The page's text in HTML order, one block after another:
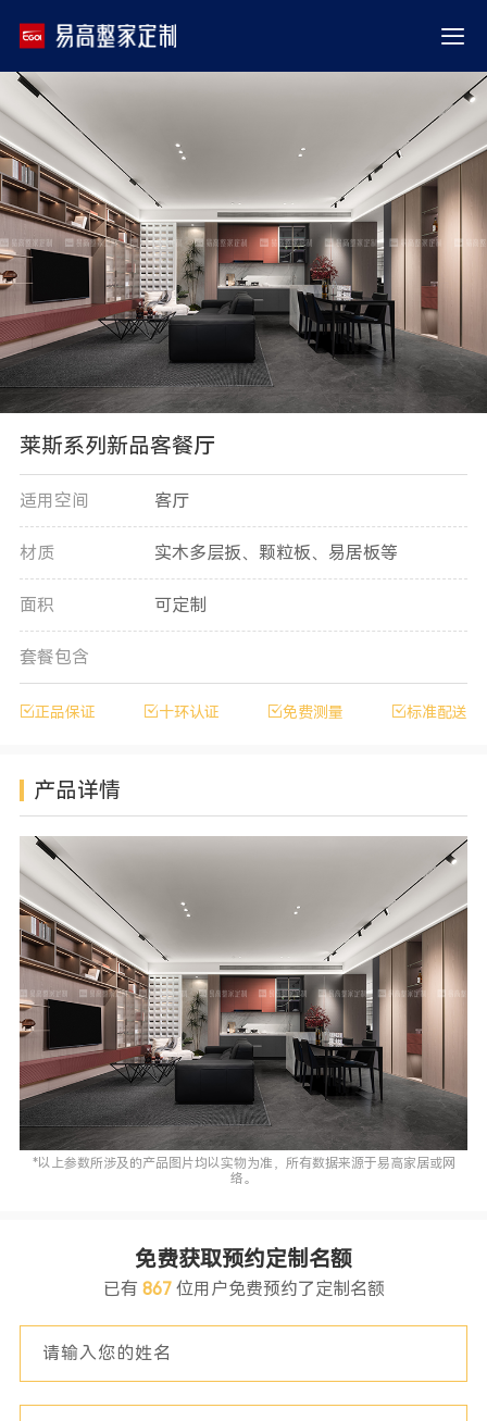
莱斯系列新品客餐厅
适用空间 客厅
材质 实木多层扳、颗粒板、易居板等
面积 可定制
套餐包含
正品保证 十环认证 免费测量 标准配送
产品详情
*以上参数所涉及的产品图片均以实物为准，所有数据来源于易高家居或网
络。
免费获取预约定制名额
已有 867位用户免费预约了定制名额